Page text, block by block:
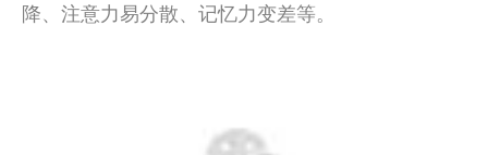
降、注意力易分散、记忆力变差等。